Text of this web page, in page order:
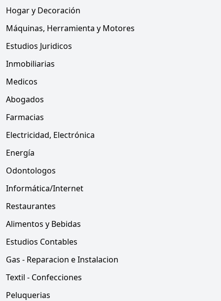
Hogar y Decoración
Máquinas, Herramienta y Motores
Estudios Juridicos
Inmobiliarias
Medicos
Abogados
Farmacias
Electricidad, Electrónica
Energía
Odontologos
Informática/Internet
Restaurantes
Alimentos y Bebidas
Estudios Contables
Gas - Reparacion e Instalacion
Textil - Confecciones
Peluquerias